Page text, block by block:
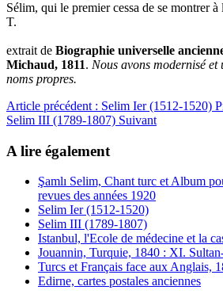
Sélim, qui le premier cessa de se montrer à
T.
extrait de Biographie universelle
Michaud, 1811. Nous avons modernisé
noms propres.
Article précédent : Selim Ier (1512-1520)
Selim III (1789-1807) Suivant
A lire également
Şamlı Selim, Chant turc et Album
revues des années 1920
Selim Ier (1512-1520)
Selim III (1789-1807)
Istanbul, l'Ecole de médecine et la
Jouannin, Turquie, 1840 : XI.
Turcs et Français face aux Anglais,
Edirne, cartes postales anciennes